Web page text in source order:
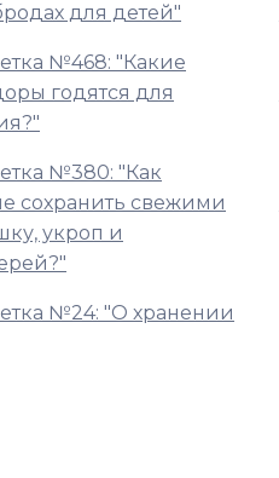
для детей"
№468: "Какие
годятся для
№380: "Как
сохранить свежими
укроп и
№24: "О хранении